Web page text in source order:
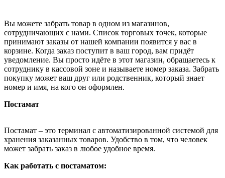
Вы можете забрать товар в одном из магазинов,
сотрудничающих с нами. Список торговых точек, которые
принимают заказы от нашей компании появится у вас в
корзине. Когда заказ поступит в ваш город, вам придёт
уведомление. Вы просто идёте в этот магазин, обращаетесь к
сотруднику в кассовой зоне и называете номер заказа. Забрать
покупку может ваш друг или родственник, который знает
номер и имя, на кого он оформлен.
Постамат
Постамат – это терминал с автоматизированной системой для
хранения заказанных товаров. Удобство в том, что человек
может забрать заказ в любое удобное время.
Как работать с постаматом: